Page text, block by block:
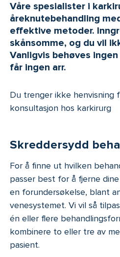
Våre spesialister i
åreknutebehandling
effektive metoder.
skånsomme, og du vil
Vanligvis behøves
får ingen arr.
Du trenger ikke henvisning
konsultasjon hos karkirurg
Skreddersydd
For å finne ut hvilken
passer best for å fjerne
en forundersøkelse, blant
venesystemet. Vi vil så
én eller flere
kombinere to eller tre av
pasient.